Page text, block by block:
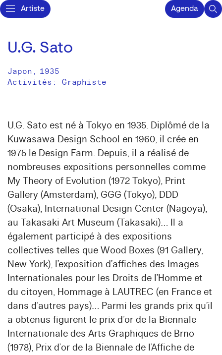
Artiste Agenda
U.G. Sato
Japon , 1935
Activités: Graphiste
U.G. Sato est né à Tokyo en 1935. Diplômé de la
Kuwasawa Design School en 1960, il crée en
1975 le Design Farm. Depuis, il a réalisé de
nombreuses expositions personnelles comme
My Theory of Evolution (1972 Tokyo), Print
Gallery (Amsterdam), GGG (Tokyo), DDD
(Osaka), International Design Center (Nagoya),
au Takasaki Art Museum (Takasaki)… Il a
également participé à des expositions
collectives telles que Wood Boxes (91 Gallery,
New York), l’exposition d’affiches des Images
Internationales pour les Droits de l’Homme et
du citoyen, Hommage à LAUTREC (en France et
dans d’autres pays)… Parmi les grands prix qu’il
a obtenus figurent le prix d’or de la Biennale
Internationale des Arts Graphiques de Brno
(1978), Prix d’or de la Biennale de l’Affiche de